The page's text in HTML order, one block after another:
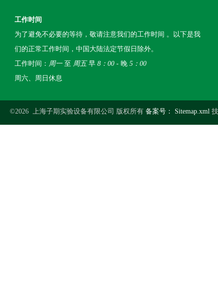
工作时间
为了避免不必要的等待，敬请注意我们的工作时间 。以下是我
们的正常工作时间，中国大陆法定节假日除外。
工作时间： 周一至 周五早 8：00 - 晚 5：00
周六、周日休息
©2026 上海子期实验设备有限公司 版权所有 备案号： Sitemap.xml